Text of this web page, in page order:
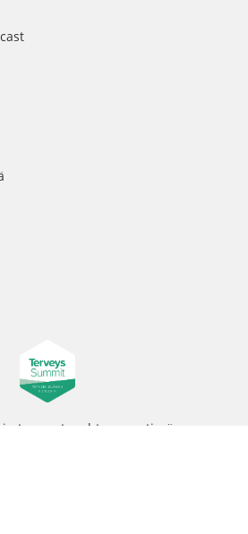
terveystapahtuma netissä